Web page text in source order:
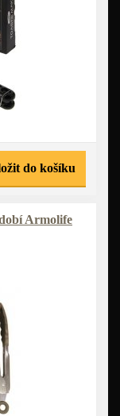
do košíku
Armolife